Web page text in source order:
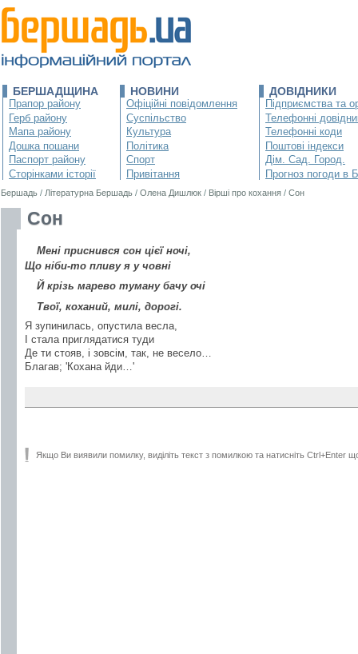
БЕРШАДЩИНА
Прапор району
Герб району
Мапа району
Дошка пошани
Паспорт району
Сторінками історії
НОВИНИ
Офіційні повідомлення
Суспільство
Культура
Політика
Спорт
Привітання
ДОВІДНИКИ
Підприємства та
Телефонні
Телефонні коди
Поштові індекси
Дім. Сад. Город.
Прогноз погоди в
Бершадь / Літературна Бершадь / Олена Дишлюк / Вірші про кохання / Сон
Сон
Мені приснився сон цієї ночі,
Що ніби-то пливу я у човні
Й крізь марево туману бачу очі
Твої, коханий, милі, дорогі.
Я зупинилась, опустила весла,
І стала приглядатися туди
Де ти стояв, і зовсім, так, не весело…
Благав; 'Кохана йди…'
Якщо Ви виявили помилку, виділіть текст з помилкою та натисніть Ctrl+Enter